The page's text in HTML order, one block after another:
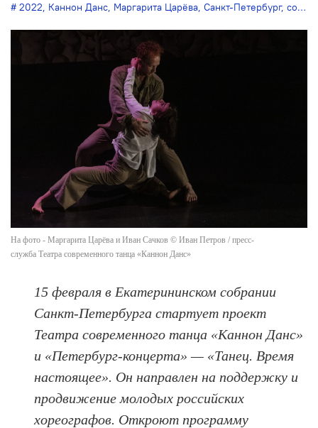
2022, Каннон Данс, Маргарита Царёва, Санкт-Петербург, современный танец
На фото - Маргарита Царёва и Иван Сачков © Иван Петров / пресс-
служба Театра современного танца «Каннон Данс»
15 февраля в Екатерининском собрании
Санкт-Петербурга стартует проект
Театра современного танца «Каннон Данс»
и «Петербург-концерта» — «Танец. Время
настоящее». Он направлен на поддержку и
продвижение молодых российских
хореографов. Откроют программу